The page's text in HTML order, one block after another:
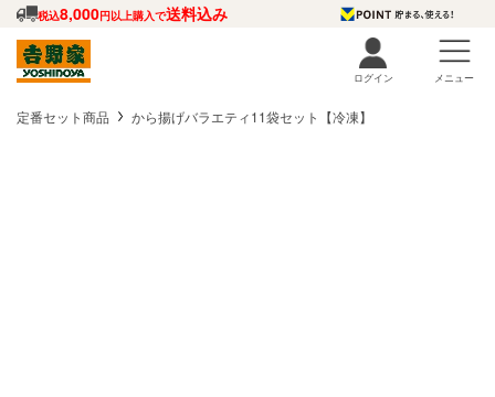
税込8,000円以上購入で送料込み
ログイン メニュー
定番セット商品 から揚げバラエティ11袋セット【冷凍】